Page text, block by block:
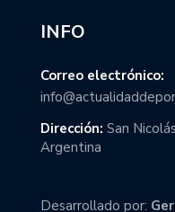
INFO
Correo electrónico:
Dirección: San
Argentina
Desarrollado por: